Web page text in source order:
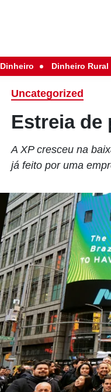
Dinheiro Dinheiro Rural
Uncategorized
Estreia de
A XP cresceu na
já feito por uma